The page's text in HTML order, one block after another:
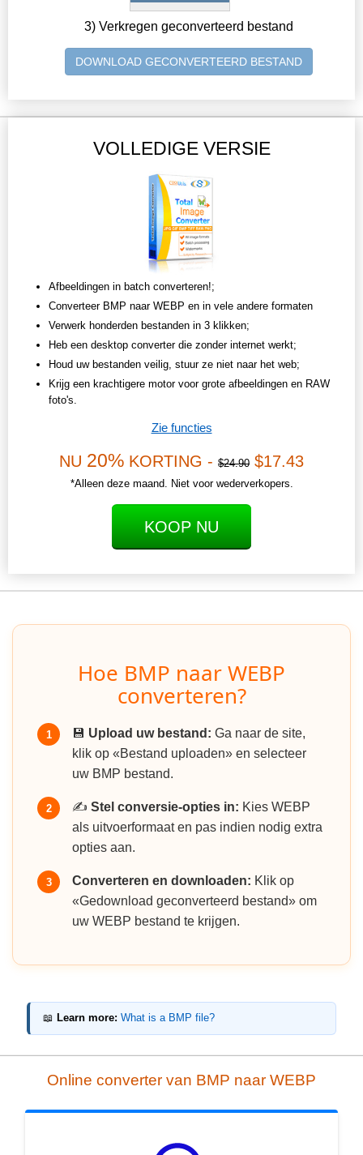
3) Verkregen geconverteerd bestand
DOWNLOAD GECONVERTEERD BESTAND
VOLLEDIGE VERSIE
Afbeeldingen in batch converteren!;
Converteer BMP naar WEBP en in vele andere formaten
Verwerk honderden bestanden in 3 klikken;
Heb een desktop converter die zonder internet werkt;
Houd uw bestanden veilig, stuur ze niet naar het web;
Krijg een krachtigere motor voor grote afbeeldingen en RAW
foto's.
Zie functies
NU 20% KORTING - $24.90 $17.43
*Alleen deze maand. Niet voor wederverkopers.
KOOP NU
Hoe BMP naar WEBP
converteren?
1 💾 Upload uw bestand: Ga naar de site,
klik op «Bestand uploaden» en selecteer
uw BMP bestand.
2 ✍️ Stel conversie-opties in: Kies WEBP
als uitvoerformaat en pas indien nodig extra
opties aan.
3 Converteren en downloaden: Klik op
«Gedownload geconverteerd bestand» om
uw WEBP bestand te krijgen.
📖 Learn more: What is a BMP file?
Online converter van BMP naar WEBP